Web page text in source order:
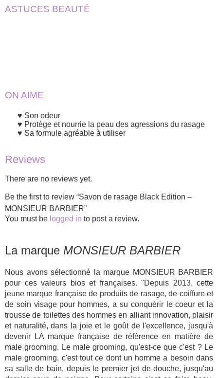
ASTUCES BEAUTÉ
ON AIME
Son odeur
Protège et nourrie la peau des agressions du rasage
Sa formule agréable à utiliser
Reviews
There are no reviews yet.
Be the first to review “Savon de rasage Black Edition –
MONSIEUR BARBIER”
You must be logged in to post a review.
La marque MONSIEUR BARBIER
Nous avons sélectionné la marque MONSIEUR BARBIER
pour ces valeurs bios et françaises. "Depuis 2013, cette
jeune marque française de produits de rasage, de coiffure et
de soin visage pour hommes, a su conquérir le coeur et la
trousse de toilettes des hommes en alliant innovation, plaisir
et naturalité, dans la joie et le goût de l'excellence, jusqu'à
devenir LA marque française de référence en matière de
male grooming. Le male grooming, qu'est-ce que c'est ? Le
male grooming, c'est tout ce dont un homme a besoin dans
sa salle de bain, depuis le premier jet de douche, jusqu'au